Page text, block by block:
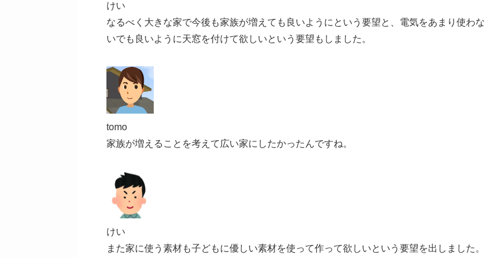
けい
なるべく大きな家で今後も家族が増えても良いようにという要望と、電気をあまり使わな
いでも良いように天窓を付けて欲しいという要望もしました。
tomo
家族が増えることを考えて広い家にしたかったんですね。
けい
また家に使う素材も子どもに優しい素材を使って作って欲しいという要望を出しました。